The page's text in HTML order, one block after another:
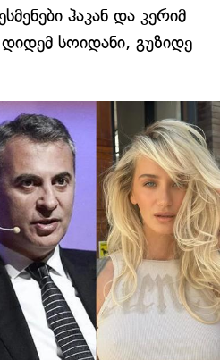
ჰაკან და კერიმ
სოიდანი, გუზიდე